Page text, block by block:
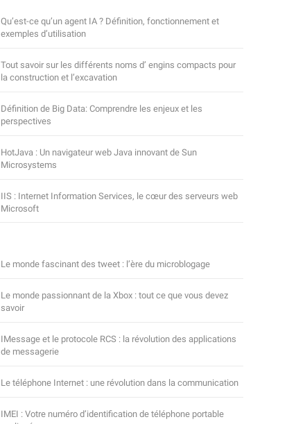
Qu’est-ce qu’un agent IA ? Définition, fonctionnement et
exemples d’utilisation
Tout savoir sur les différents noms d’ engins compacts pour
la construction et l’excavation
Définition de Big Data: Comprendre les enjeux et les
perspectives
HotJava : Un navigateur web Java innovant de Sun
Microsystems
IIS : Internet Information Services, le cœur des serveurs web
Microsoft
Le monde fascinant des tweet : l’ère du microblogage
Le monde passionnant de la Xbox : tout ce que vous devez
savoir
IMessage et le protocole RCS : la révolution des applications
de messagerie
Le téléphone Internet : une révolution dans la communication
IMEI : Votre numéro d’identification de téléphone portable